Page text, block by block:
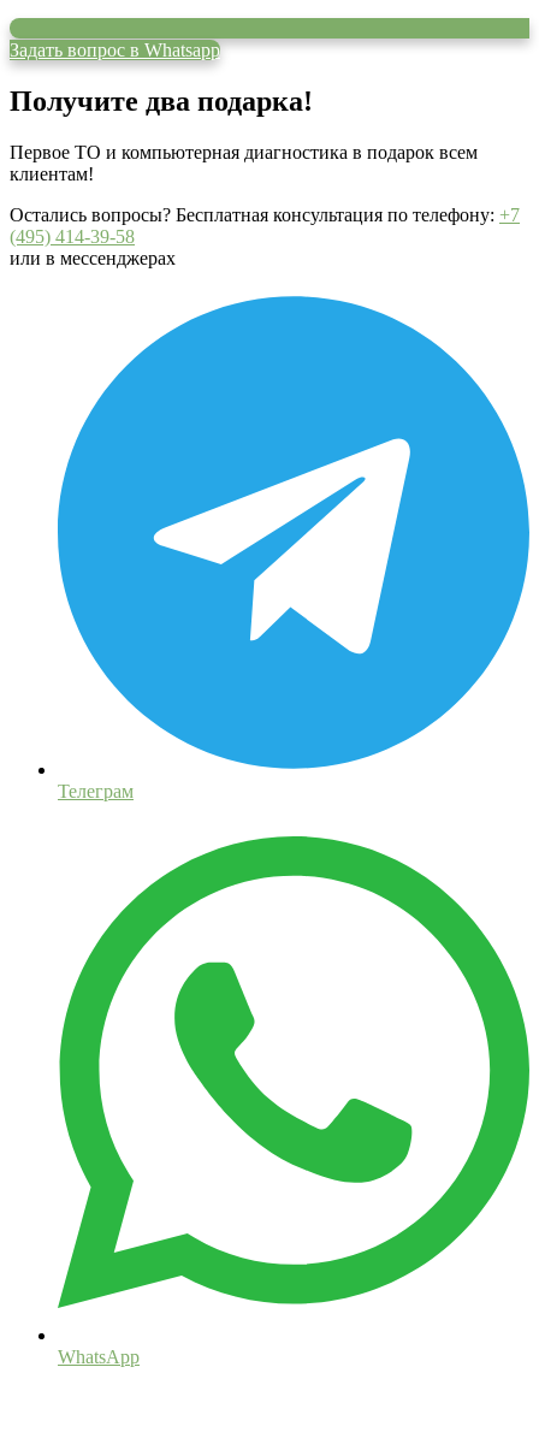
Задать вопрос в Whatsapp
Получите два подарка!
Первое ТО и компьютерная диагностика в подарок всем
клиентам!
Остались вопросы? Бесплатная консультация по телефону: +7
(495) 414-39-58
или в мессенджерах
Телеграм
WhatsApp